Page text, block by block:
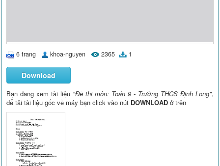
6 trang khoa-nguyen 2365 1
Download
Bạn đang xem tài liệu "Đề thi môn: Toán 9 - Trường THCS Định Long",
để tải tài liệu gốc về máy bạn click vào nút DOWNLOAD ở trên